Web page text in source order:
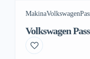
MakinaVolkswagen
Volkswagen